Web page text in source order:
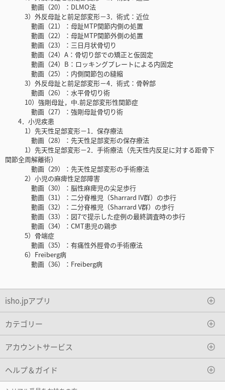
動画（20）：DLMO法
3）外反母趾と前足部変形－3．術式：近位
動画（21）：母趾MTP関節内側の処置
動画（22）：母趾MTP関節外側の処置
動画（23）：三日月状骨切り
動画（24）A：骨切り部での矯正と仮固定
動画（24）B：ロッキングプレートによる内固定
動画（25）：内側関節包の縫縮
3）外反母趾と前足部変形－4．術式：骨幹部
動画（26）：水平骨切り術
10）強剛母趾，中.前足部変形性関節症
動画（27）：強剛母趾骨切り術
4．小児疾患
1）先天性足部変形－1．保存療法
動画（28）：先天性足部変形の保存療法
1）先天性足部変形－2．手術療法（先天性内反足に対する距骨下
関節全周解離術）
動画（29）：先天性足部変形の手術療法
2）小児の麻痺性足部障害
動画（30）：脳性麻痺児の尖足歩行
動画（31）：二分脊椎児（Sharrard IV群）の歩行
動画（32）：二分脊椎児（Sharrard V群）の歩行
動画（33）：図7で提示した症例の最終調査時の歩行
動画（34）：CMT患児の鶏歩
5）骨端症
動画（35）：有痛性外脛骨の手術療法
6）Freiberg病
動画（36）：Freiberg病
isho.jpアプリ
カテゴリー
アカウントサービス
ヘルプ＆ガイド